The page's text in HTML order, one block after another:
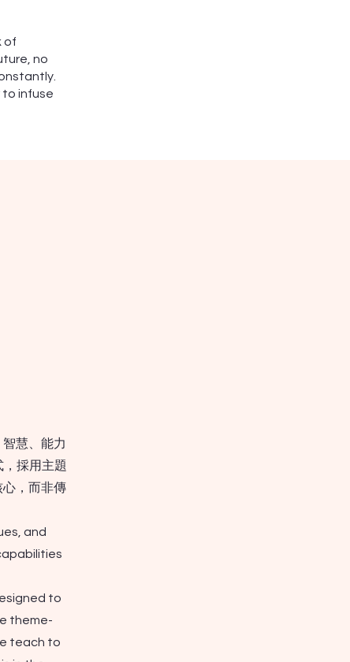
of
no
to infuse
慧、能力
採用主題
，而非傳
and
to
theme-
teach to